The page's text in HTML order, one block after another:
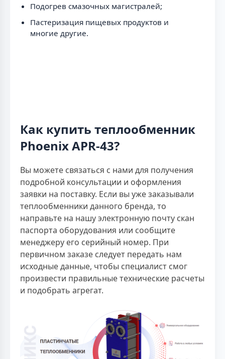
Подогрев смазочных магистралей;
Пастеризация пищевых продуктов и
многие другие.
Как купить теплообменник
Phoenix APR-43?
Вы можете связаться с нами для получения
подробной консультации и оформления
заявки на поставку. Если вы уже заказывали
теплообменники данного бренда, то
направьте на нашу электронную почту скан
паспорта оборудования или сообщите
менеджеру его серийный номер. При
первичном заказе следует передать нам
исходные данные, чтобы специалист смог
произвести правильные технические расчеты
и подобрать агрегат.